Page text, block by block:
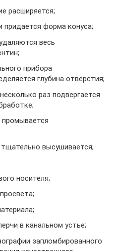
расширяется;
придается форма конуса;
весь
прибора
глубина отверстия;
раз подвергается
промывается
высушивается;
носителя;
в канальном устье;
запломбированного